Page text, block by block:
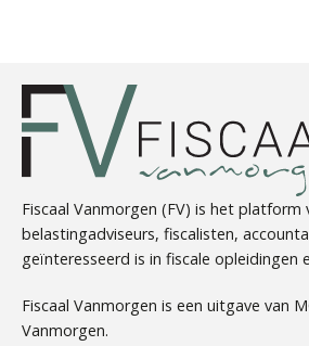
Martijn
Fiscaal Vanmorgen (FV) is het platform
belastingadviseurs, fiscalisten,
geïnteresseerd is in fiscale opleidingen
Fiscaal Vanmorgen is een uitgave van
Vanmorgen.